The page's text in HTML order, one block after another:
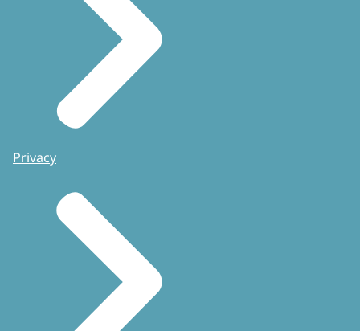
Privacy